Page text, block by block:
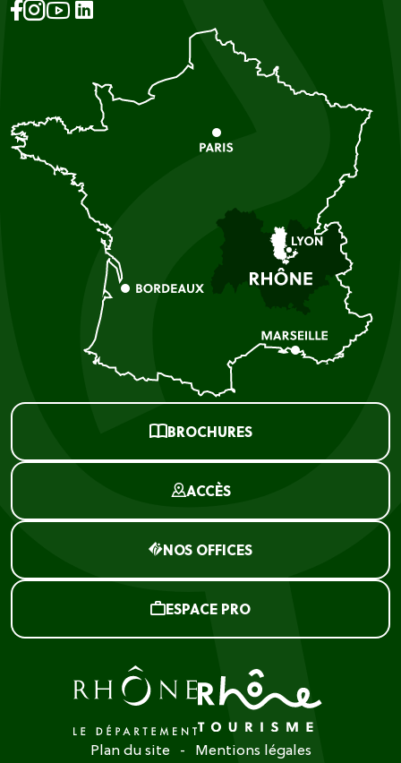
BROCHURES
ACCÈS
NOS OFFICES
ESPACE PRO
Plan du site
Mentions légales